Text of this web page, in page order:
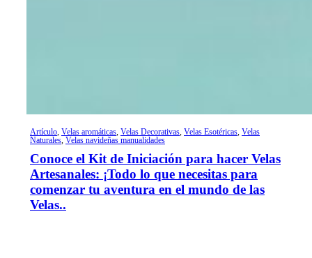
Artículo, Velas aromáticas, Velas Decorativas, Velas Esotéricas, Velas
Naturales, Velas navideñas manualidades
Conoce el Kit de Iniciación para hacer Velas
Artesanales: ¡Todo lo que necesitas para
comenzar tu aventura en el mundo de las
Velas..